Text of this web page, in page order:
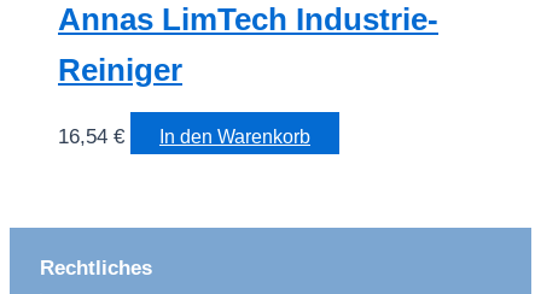
Annas LimTech Industrie-
Reiniger
16,54 € In den Warenkorb
Rechtliches